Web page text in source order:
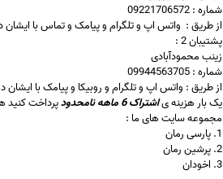
شماره : 09221706572
از طریق : واتس اپ و تلگرام و پیامک و تماس با ایشان
پشتیبان 2 :
زینب محمودآبادی
شماره : 09944563705
از طریق : واتس اپ و تلگرام و روبیکا و پیامک با
یک بار هزینه یاشتراک 6 ماهه نامحدود
پرداخت کنید
مجموعه سایت های ما :
1. پارسی رمان
2. پرشین رمان
3. اخودان